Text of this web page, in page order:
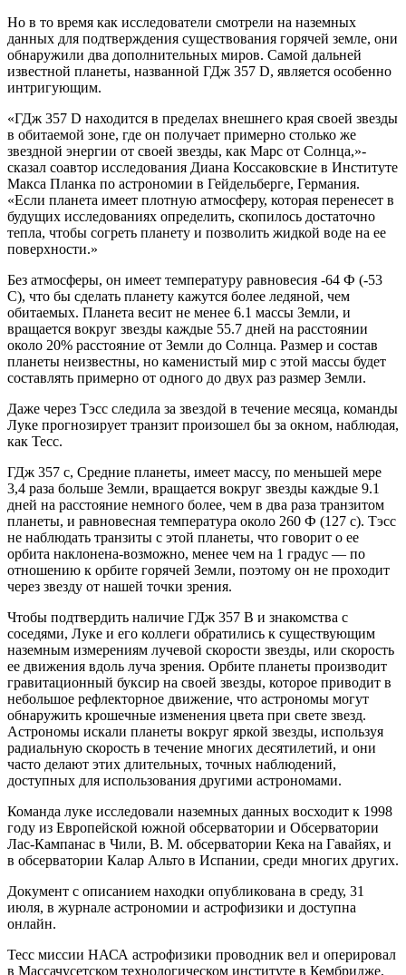
Но в то время как исследователи смотрели на наземных
данных для подтверждения существования горячей земле, они
обнаружили два дополнительных миров. Самой дальней
известной планеты, названной ГДж 357 D, является особенно
интригующим.
«ГДж 357 D находится в пределах внешнего края своей звезды
в обитаемой зоне, где он получает примерно столько же
звездной энергии от своей звезды, как Марс от Солнца,»-
сказал соавтор исследования Диана Коссаковские в Институте
Макса Планка по астрономии в Гейдельберге, Германия.
«Если планета имеет плотную атмосферу, которая перенесет в
будущих исследованиях определить, скопилось достаточно
тепла, чтобы согреть планету и позволить жидкой воде на ее
поверхности.»
Без атмосферы, он имеет температуру равновесия -64 Ф (-53
С), что бы сделать планету кажутся более ледяной, чем
обитаемых. Планета весит не менее 6.1 массы Земли, и
вращается вокруг звезды каждые 55.7 дней на расстоянии
около 20% расстояние от Земли до Солнца. Размер и состав
планеты неизвестны, но каменистый мир с этой массы будет
составлять примерно от одного до двух раз размер Земли.
Даже через Тэсс следила за звездой в течение месяца, команды
Луке прогнозирует транзит произошел бы за окном, наблюдая,
как Тесс.
ГДж 357 с, Средние планеты, имеет массу, по меньшей мере
3,4 раза больше Земли, вращается вокруг звезды каждые 9.1
дней на расстояние немного более, чем в два раза транзитом
планеты, и равновесная температура около 260 Ф (127 с). Тэсс
не наблюдать транзиты с этой планеты, что говорит о ее
орбита наклонена-возможно, менее чем на 1 градус — по
отношению к орбите горячей Земли, поэтому он не проходит
через звезду от нашей точки зрения.
Чтобы подтвердить наличие ГДж 357 B и знакомства с
соседями, Луке и его коллеги обратились к существующим
наземным измерениям лучевой скорости звезды, или скорость
ее движения вдоль луча зрения. Орбите планеты производит
гравитационный буксир на своей звезды, которое приводит в
небольшое рефлекторное движение, что астрономы могут
обнаружить крошечные изменения цвета при свете звезд.
Астрономы искали планеты вокруг яркой звезды, используя
радиальную скорость в течение многих десятилетий, и они
часто делают этих длительных, точных наблюдений,
доступных для использования другими астрономами.
Команда луке исследовали наземных данных восходит к 1998
году из Европейской южной обсерватории и Обсерватории
Лас-Кампанас в Чили, В. М. обсерватории Кека на Гавайях, и
в обсерватории Калар Альто в Испании, среди многих других.
Документ с описанием находки опубликована в среду, 31
июля, в журнале астрономии и астрофизики и доступна
онлайн.
Тесс миссии НАСА астрофизики проводник вел и оперировал
в Массачусетском технологическом институте в Кембридже,